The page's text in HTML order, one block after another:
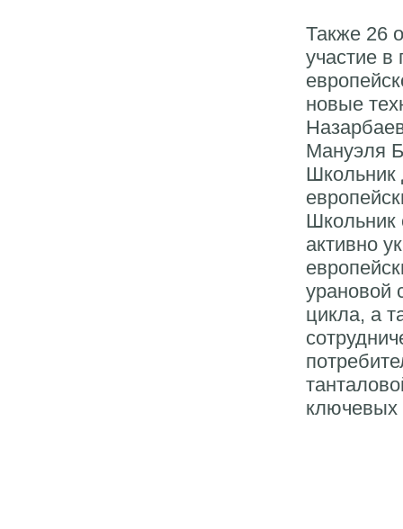
Также 26
участие в
новые
Мануэля
Школьник
Школьник
активно
урановой
цикла, а